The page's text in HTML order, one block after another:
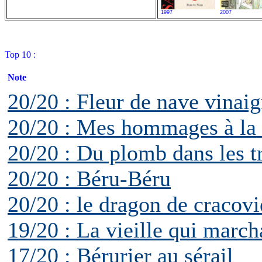
1997 2007
Top 10 :
Note
20/20 : Fleur de nave
20/20 : Mes hommages à
20/20 : Du plomb dans les
20/20 : Béru-Béru
20/20 : le dragon de
19/20 : La vieille qui
17/20 : Bérurier au sérail